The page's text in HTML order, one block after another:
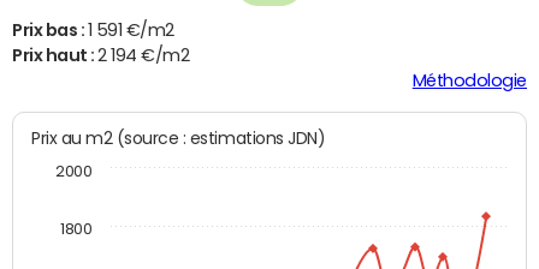
Prix bas : 1 591 €/m2
Prix haut :2 194 €/m2
Méthodologie
Prix au m2 (source : estimations JDN)
1800
2000